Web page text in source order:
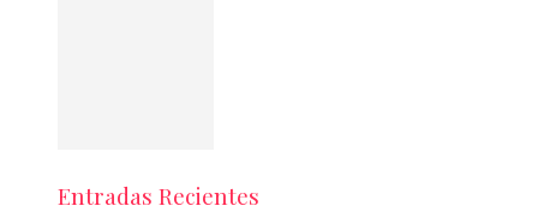
Entradas Recientes